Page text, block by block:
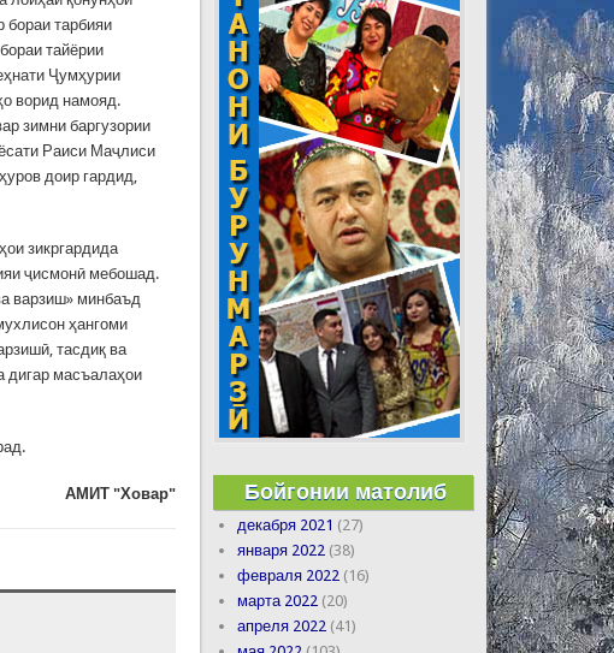
бораи тарбияи
тайёрии
Ҷумҳурии
ворид намояд.
зимни баргузории
Раиси Маҷлиси
доир гардид,
зикргардида
ҷисмонӣ мебошад.
варзиш» минбаъд
ҳангоми
тасдиқ ва
дигар масъалаҳои
АМИТ "Ховар" Бойгонии матолиб
декабря 2021 (27)
января 2022 (38)
февраля 2022 (16)
марта 2022 (20)
апреля 2022 (41)